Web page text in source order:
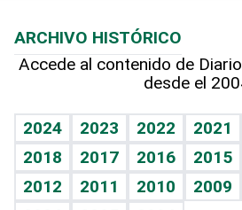
Hablando con el pediatra
Vida y familia
Eñe
Celebrando la vida
Línea de hit
TBT Deportivo
Hecho en casa
Guía del dinero
Cumpleaños
Horóscopos
Crucigramas
ARCHIVO HISTÓRICO
Accede al contenido de
desde el
2024 2023 2022 2021
2018
2017 2016 2015
2012
2011 2010 2009